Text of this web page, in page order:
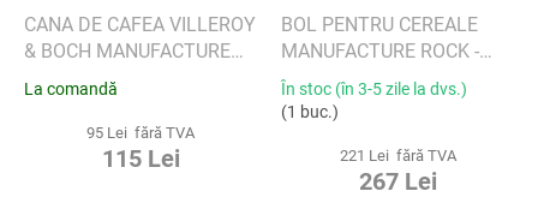
CANA DE CAFEA VILLEROY
& BOCH MANUFACTURE
ROCK - MICKEY MOUSE
La comandă
95 Lei fără TVA
115 Lei
BOL PENTRU CEREALE
MANUFACTURE ROCK -
MICKEY MOUSE, 2 BUC -
VILLEROY & BOCH
În stoc (în 3-5 zile la dvs.)
(1 buc.)
221 Lei fără TVA
267 Lei